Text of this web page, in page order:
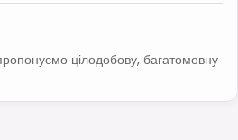
цілодобову, багатомовну